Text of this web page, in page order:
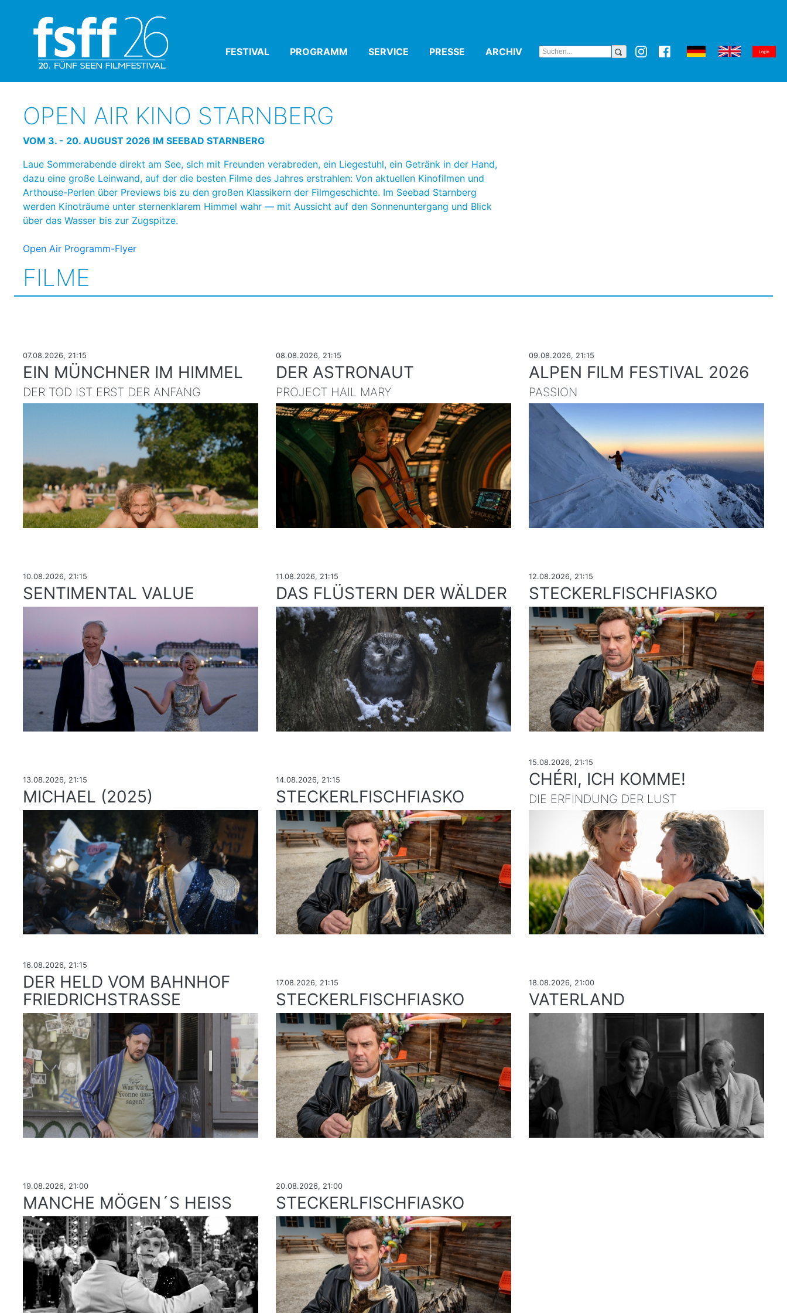
FESTIVAL(CURRENT)
PROGRAMM (CURRENT)
SERVICE (CURRENT)
PRESSE (CURRENT)
ARCHIV (CURRENT)
OPEN AIR KINO STARNBERG
VOM 3. - 20. AUGUST 2026 IM SEEBAD STARNBERG
Laue Sommerabende direkt am See, sich mit Freunden verabreden, ein Liegestuhl, ein Getränk in der Hand,
dazu eine große Leinwand, auf der die besten Filme des Jahres erstrahlen: Von aktuellen Kinofilmen und
Arthouse-Perlen über Previews bis zu den großen Klassikern der Filmgeschichte. Im Seebad Starnberg
werden Kinoträume unter sternenklarem Himmel wahr ― mit Aussicht auf den Sonnenuntergang und Blick
über das Wasser bis zur Zugspitze.
Open Air Programm-Flyer
FILME
07.08.2026, 21:15
EIN MÜNCHNER IM HIMMEL
DER TOD IST ERST DER ANFANG
08.08.2026, 21:15
DER ASTRONAUT
PROJECT HAIL MARY
09.08.2026, 21:15
ALPEN FILM FESTIVAL 2026
PASSION
10.08.2026, 21:15
SENTIMENTAL VALUE
11.08.2026, 21:15
DAS FLÜSTERN DER WÄLDER
12.08.2026, 21:15
STECKERLFISCHFIASKO
13.08.2026, 21:15
MICHAEL (2025)
14.08.2026, 21:15
STECKERLFISCHFIASKO
15.08.2026, 21:15
CHÉRI, ICH KOMME!
DIE ERFINDUNG DER LUST
16.08.2026, 21:15
DER HELD VOM BAHNHOF
FRIEDRICHSTRASSE
17.08.2026, 21:15
STECKERLFISCHFIASKO
18.08.2026, 21:00
VATERLAND
19.08.2026, 21:00
MANCHE MÖGEN´S HEISS
20.08.2026, 21:00
STECKERLFISCHFIASKO